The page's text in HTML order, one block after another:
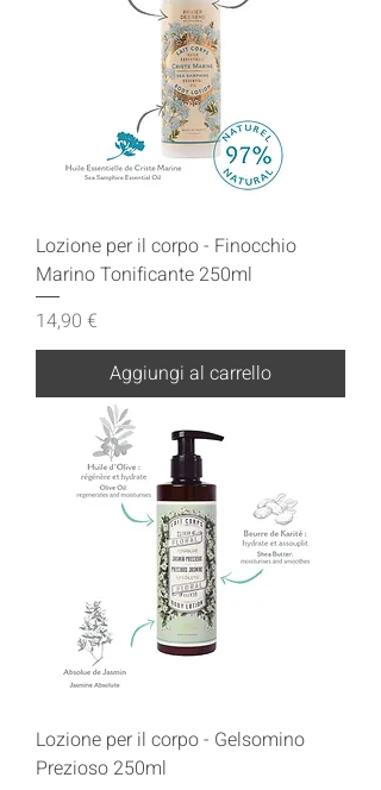
Lozione per il corpo - Finocchio
Marino Tonificante 250ml
Prezzo
14,90 €
Aggiungi al carrello
Lozione per il corpo - Gelsomino
Prezioso 250ml